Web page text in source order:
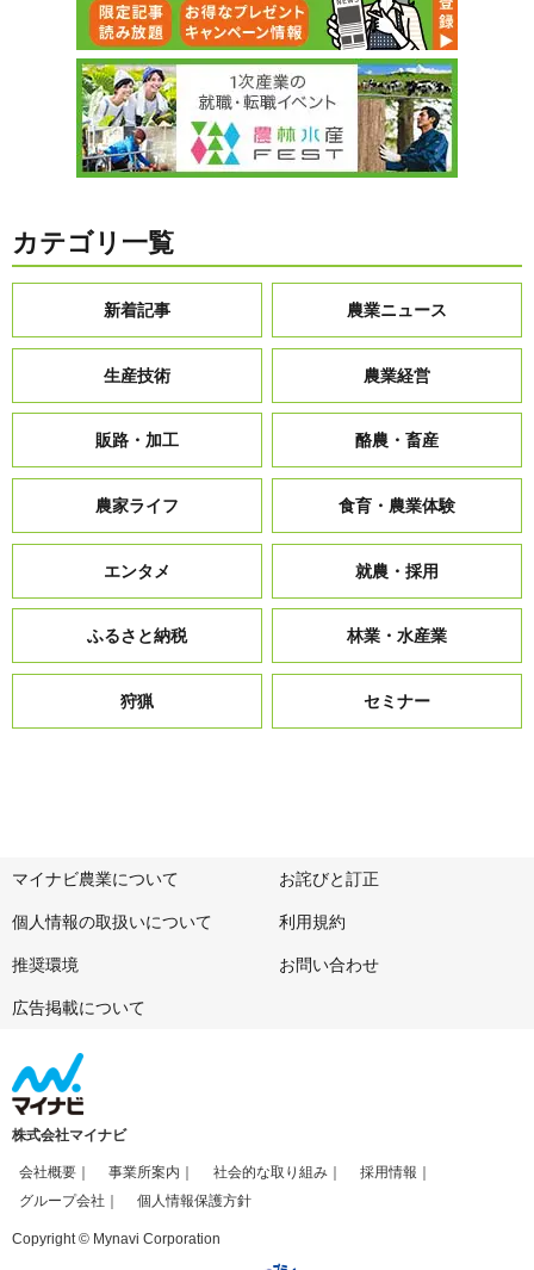
カテゴリ一覧
新着記事 農業ニュース
生産技術 農業経営
販路・加工 酪農・畜産
農家ライフ 食育・農業体験
エンタメ 就農・採用
ふるさと納税 林業・水産業
狩猟 セミナー
マイナビ農業について お詫びと訂正
個人情報の取扱いについて 利用規約
推奨環境 お問い合わせ
広告掲載について
株式会社マイナビ
会社概要 事業所案内 社会的な取り組み
採用情報
グループ会社
個人情報保護方針
Copyright © Mynavi Corporation